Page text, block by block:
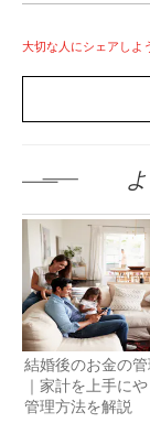
大切な人にシェアしよ
結婚後のお金の
｜家計を上手に
管理方法を解説